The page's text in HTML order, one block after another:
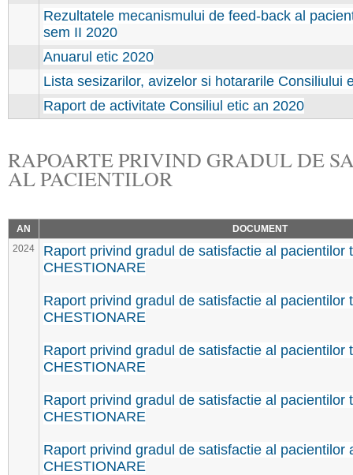
Rezultatele mecanismului de feed-back al
sem II 2020
Anuarul etic 2020
Lista sesizarilor, avizelor si hotararile Consiliului
Raport de activitate Consiliul etic an 2020
RAPOARTE PRIVIND GRADUL DE
AL PACIENTILOR
AN
DOCUMENT
2024
Raport privind gradul de satisfactie al pacientilor
CHESTIONARE
Raport privind gradul de satisfactie al pacientilor
CHESTIONARE
Raport privind gradul de satisfactie al pacientilor
CHESTIONARE
Raport privind gradul de satisfactie al pacientilor
CHESTIONARE
Raport privind gradul de satisfactie al pacientilor
CHESTIONARE